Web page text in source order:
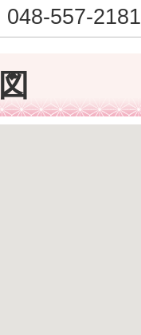
048-557-2181